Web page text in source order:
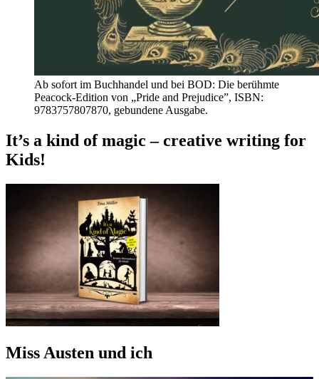
Ab sofort im Buchhandel und bei BOD: Die berühmte
Peacock-Edition von „Pride and Prejudice”, ISBN:
9783757807870, gebundene Ausgabe.
It’s a kind of magic – creative writing for
Kids!
Miss Austen und ich